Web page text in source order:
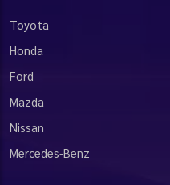
Toyota
Honda
Ford
Mazda
Nissan
Mercedes-Benz